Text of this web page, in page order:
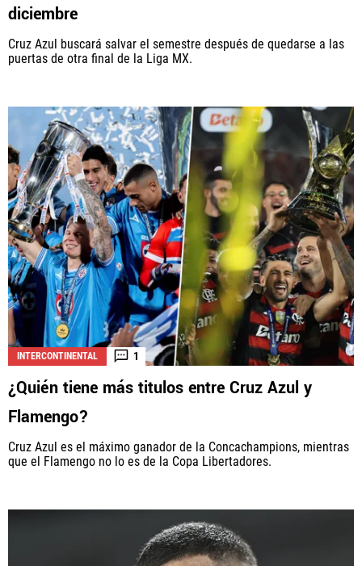
diciembre
Cruz Azul buscará salvar el semestre después de quedarse a las
puertas de otra final de la Liga MX.
INTERCONTINENTAL 1
¿Quién tiene más titulos entre Cruz Azul y
Flamengo?
Cruz Azul es el máximo ganador de la Concachampions, mientras
que el Flamengo no lo es de la Copa Libertadores.